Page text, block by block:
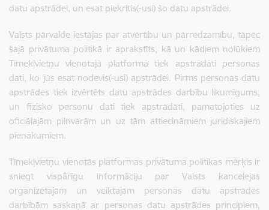
datu apstrādei, un esat piekritis(-usi) šo datu apstrādei.
Valsts pārvalde iestājas par atvērtību un pārredzamību, tāpēc
šajā privātuma politikā ir aprakstīts, kā un kādiem nolūkiem
Tīmekļvietņu vienotajā platformā tiek apstrādāti personas
dati, ko jūs esat nodevis(-usi) apstrādei. Pirms personas datu
apstrādes tiek izvērtēts datu apstrādes darbību likumīgums,
un fizisko personu dati tiek apstrādāti, pamatojoties uz
oficiālajām pilnvarām un uz tām attiecināmiem juridiskajiem
pienākumiem.
Tīmekļvietņu vienotās platformas privātuma politikas mērķis ir
sniegt vispārīgu informāciju par Valsts kancelejas
organizētajām un veiktajām personas datu apstrādes
darbībām saskaņā ar personas datu apstrādes principiem,